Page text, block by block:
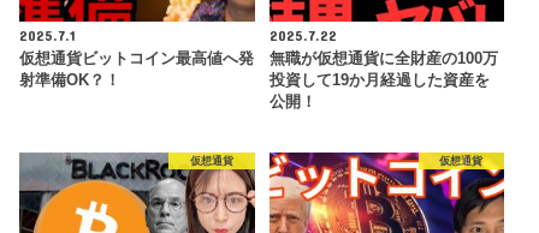
2025.7.1
仮想通貨ビットコイン最高値へ発
射準備OK？！
2025.7.22
無職が仮想通貨に全財産の100万
投資して19か月経過した資産を
公開！
仮想通貨 仮想通貨